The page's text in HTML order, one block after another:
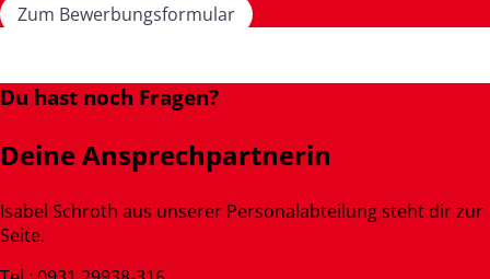
Zum Bewerbungsformular
Du hast noch Fragen?
Deine Ansprechpartnerin
Isabel Schroth aus unserer Personalabteilung steht dir zur
Seite.